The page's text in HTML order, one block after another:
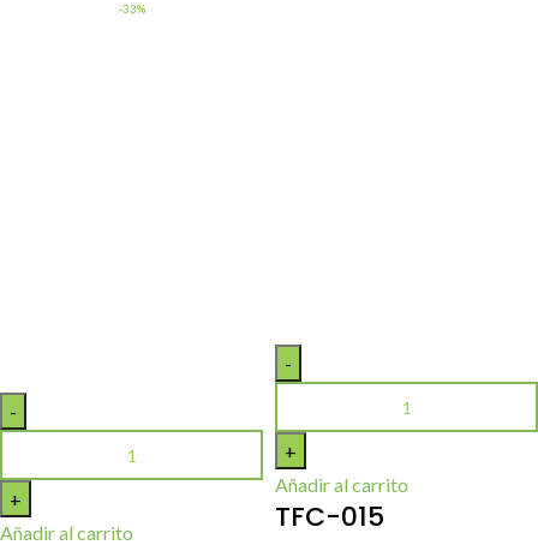
-33%
Añadir al carrito
Añadir al carrito
TFC-015